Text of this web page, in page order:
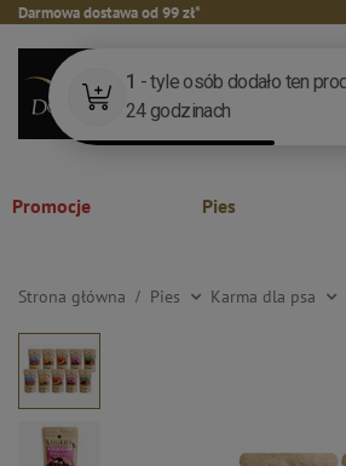
Darmowa dostawa od 99 zł*
Promocje Pies
Strona główna Pies Karma dla psa